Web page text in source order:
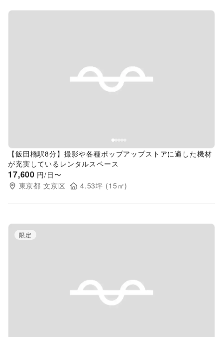
Previous slide
【飯田橋駅8分】撮影や各種ポップアップストアに適した機材
が充実しているレンタルスペース
17,600 円/日〜
東京都 文京区 4.53坪 (15 ㎡)
Previous slide
限定